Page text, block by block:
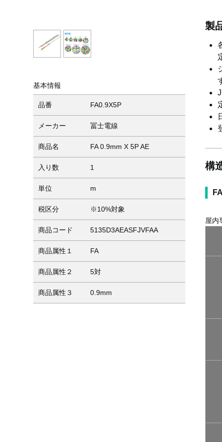
基本情報
品番 FA0.9X5P
メーカー 冨士電線
商品名 FA 0.9mm X 5P AE
入り数 1
単位 m
税区分 ※10%対象
商品コード 5135D3AEASFJVFAA
商品属性１ FA
商品属性２ 5対
商品属性３ 0.9mm
製
構
屋内